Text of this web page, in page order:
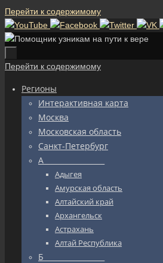
Перейти к содержимому
Перейти к содержимому
Регионы
Интерактивная карта
Москва
Московская область
Санкт-Петербург
А_________________
Адыгея
Амурская область
Алтайский край
Архангельск
Астрахань
Алтай Республика
Б_________________